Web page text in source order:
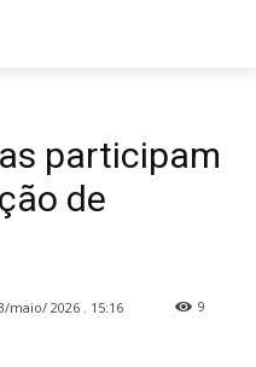
participam
de
maio/ 2026 . 15:16 9